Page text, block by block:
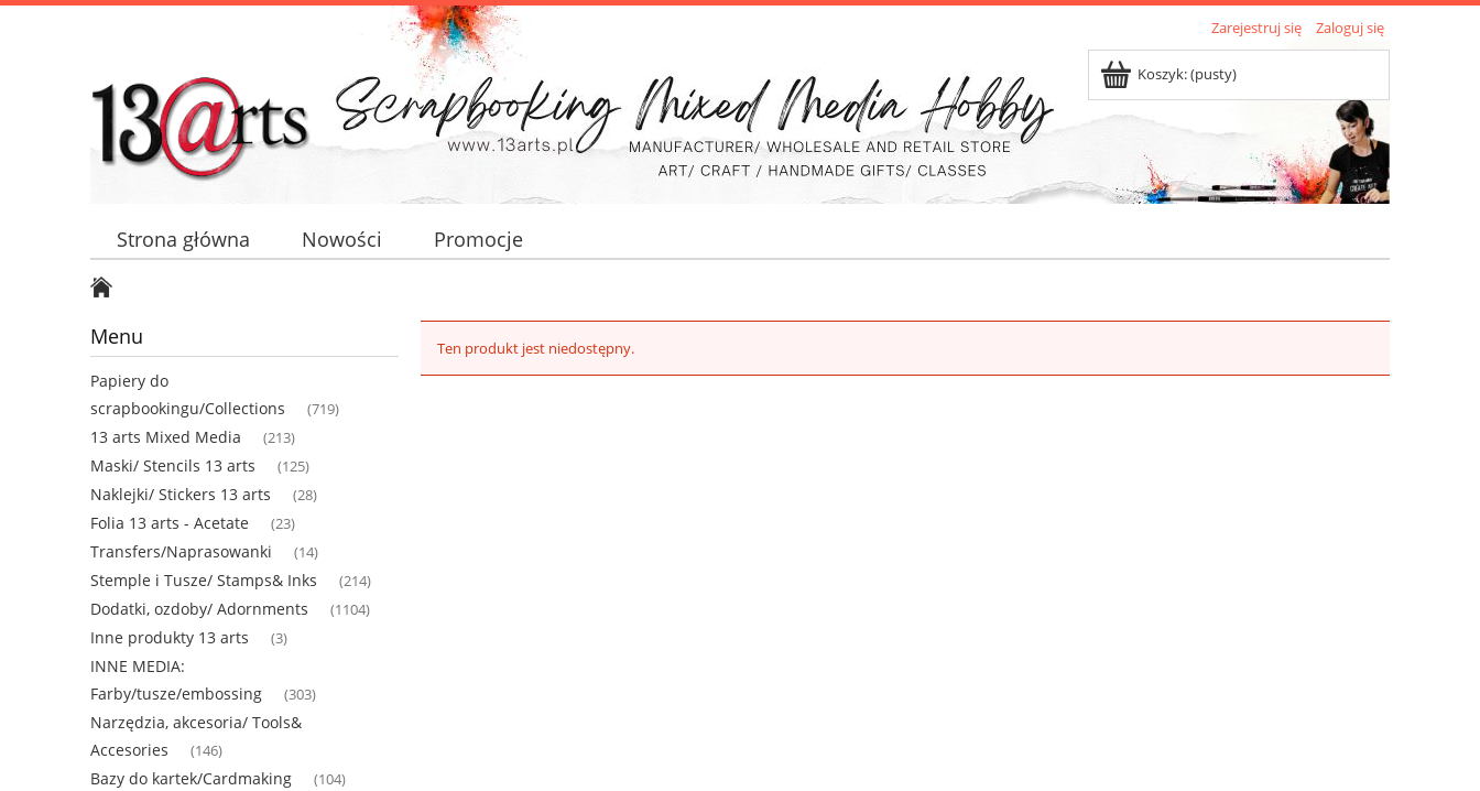
Zarejestruj się Zaloguj się
Koszyk:(pusty)
Strona główna Nowości Promocje
Menu
Papiery do
scrapbookingu/Collections
(719)
13 arts Mixed Media (213)
Maski/ Stencils 13 arts (125)
Naklejki/ Stickers 13 arts (28)
Folia 13 arts - Acetate (23)
Transfers/Naprasowanki (14)
Stemple i Tusze/ Stamps& Inks (214)
Dodatki, ozdoby/ Adornments (1104)
Inne produkty 13 arts (3)
INNE MEDIA:
Farby/tusze/embossing
(303)
Narzędzia, akcesoria/ Tools&
Accesories
(146)
Bazy do kartek/Cardmaking (104)
Ten produkt jest niedostępny.